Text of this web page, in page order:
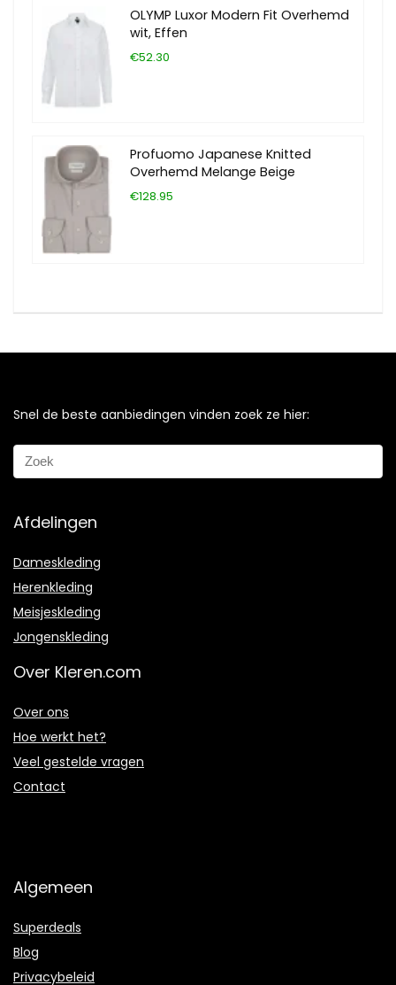
OLYMP Luxor Modern Fit Overhemd
wit, Effen
€52.30
Profuomo Japanese Knitted
Overhemd Melange Beige
€128.95
Snel de beste aanbiedingen vinden zoek ze hier:
Afdelingen
Dameskleding
Herenkleding
Meisjeskleding
Jongenskleding
Over Kleren.com
Over ons
Hoe werkt het?
Veel gestelde vragen
Contact
Algemeen
Superdeals
Blog
Privacybeleid